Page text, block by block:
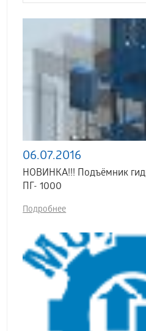
06.07.2016
НОВИНКА!!! Подъёмник
ПГ- 1000
Подробнее